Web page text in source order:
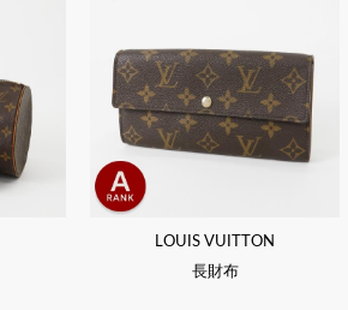
LOUIS VUITTON
長財布